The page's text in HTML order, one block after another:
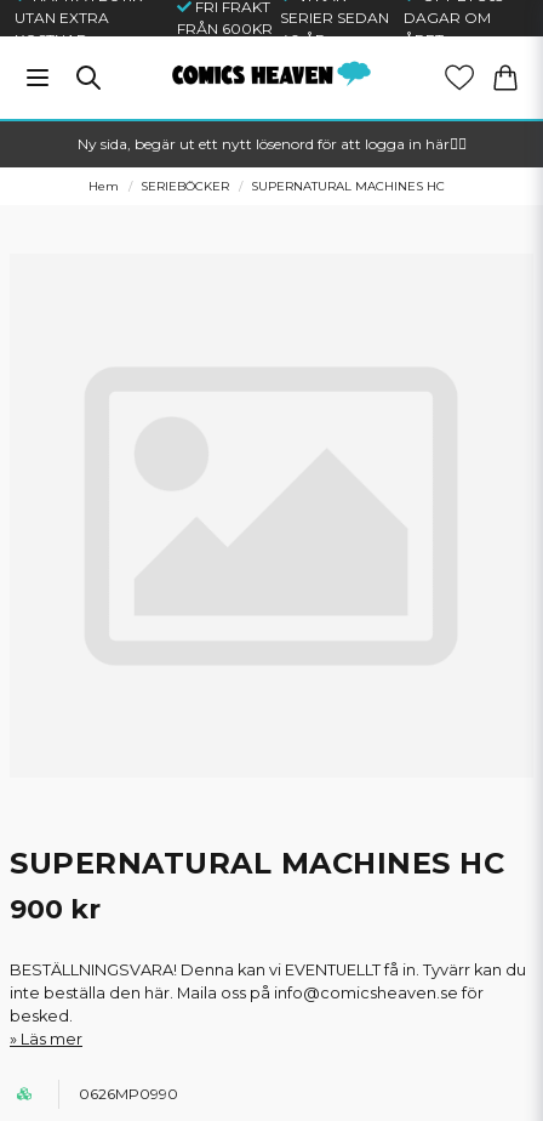
UTAN EXTRA
KOSTNAD
FRI FRAKT
FRÅN 600KR
SERIER SEDAN
40 ÅR
DAGAR OM
ÅRET
Ny sida, begär ut ett nytt lösenord för att logga in här🦸‍♂️
Hem SERIEBÖCKER SUPERNATURAL MACHINES HC
SUPERNATURAL MACHINES HC
900 kr
BESTÄLLNINGSVARA! Denna kan vi EVENTUELLT få in. Tyvärr kan du
inte beställa den här. Maila oss på info@comicsheaven.se för
besked.
Läs mer
0626MP0990